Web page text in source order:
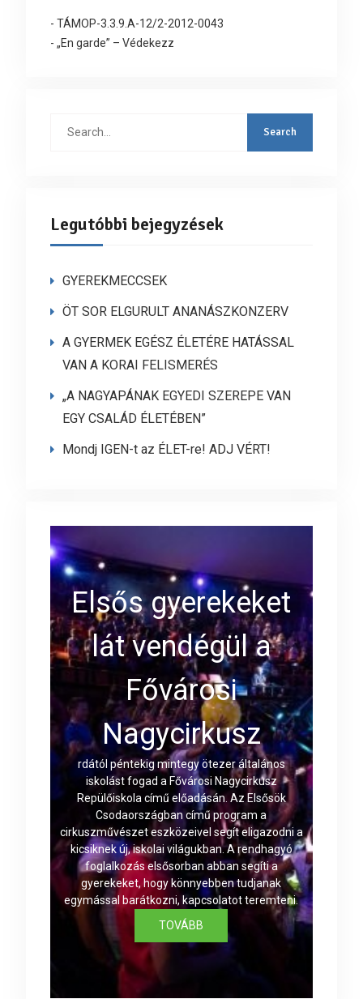
- TÁMOP-3.3.9.A-12/2-2012-0043
- „En garde” – Védekezz
Legutóbbi bejegyzések
GYEREKMECCSEK
ÖT SOR ELGURULT ANANÁSZKONZERV
A GYERMEK EGÉSZ ÉLETÉRE HATÁSSAL
VAN A KORAI FELISMERÉS
„A NAGYAPÁNAK EGYEDI SZEREPE VAN
EGY CSALÁD ÉLETÉBEN”
Mondj IGEN-t az ÉLET-re! ADJ VÉRT!
Elsős gyerekeket
lát vendégül a
Fővárosi
Nagycirkusz
rdától péntekig mintegy ötezer általános
iskolást fogad a Fővárosi Nagycirkusz
Repülőiskola című előadásán. Az Elsősök
Csodaországban című program a
cirkuszművészet eszközeivel segít eligazodni a
kicsiknek új, iskolai világukban. A rendhagyó
foglalkozás elsősorban abban segíti a
gyerekeket, hogy könnyebben tudjanak
egymással barátkozni, kapcsolatot teremteni.
TOVÁBB